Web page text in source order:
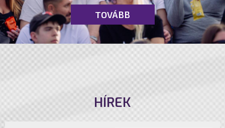
TOVÁBB
HÍREK